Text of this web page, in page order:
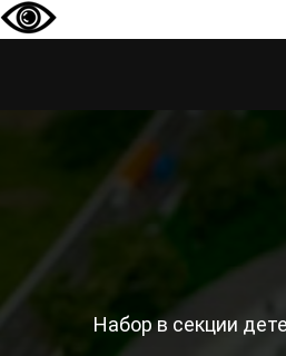
Набор в секции